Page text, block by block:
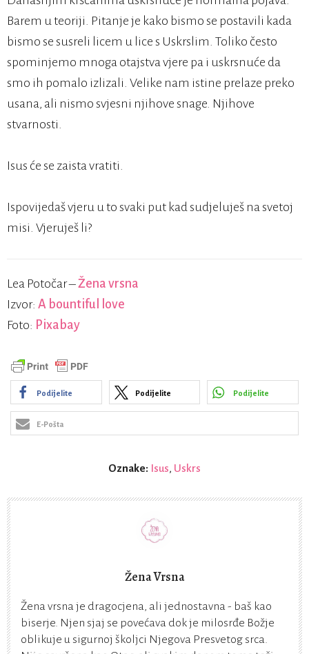
Barem u teoriji. Pitanje je kako bismo se postavili kada
bismo se susreli licem u lice s Uskrslim. Toliko često
spominjemo mnoga otajstva vjere pa i uskrsnuće da
smo ih pomalo izlizali. Velike nam istine prelaze preko
usana, ali nismo svjesni njihove snage. Njihove
stvarnosti.
Isus će se zaista vratiti.
Ispovijedaš vjeru u to svaki put kad sudjeluješ na svetoj
misi. Vjeruješ li?
Lea Potočar –Žena vrsna
Izvor: A bountiful love
Foto: Pixabay
Podijelite Podijelite Podijelite
E-Pošta
Oznake: Isus, Uskrs
Žena Vrsna
Žena vrsna je dragocjena, ali jednostavna - baš kao
biserje. Njen sjaj se povećava dok je milosrđe Božje
oblikuje u sigurnoj školjci Njegova Presvetog srca.